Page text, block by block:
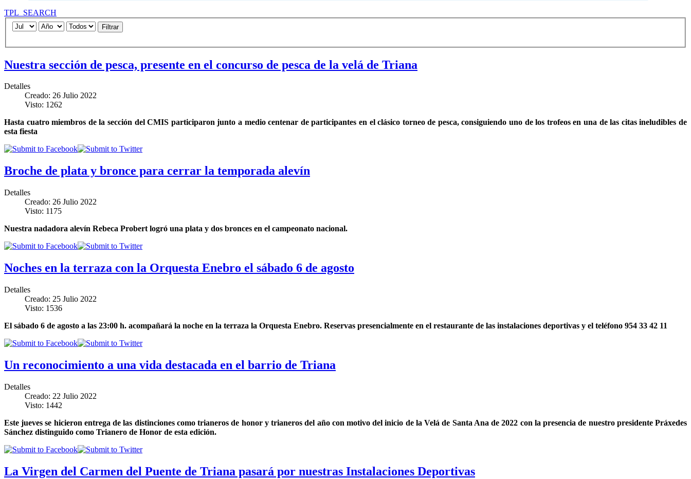
TPL_SEARCH
Filtrar
Nuestra sección de pesca, presente en el concurso de pesca de la velá de Triana
Detalles
Creado: 26 Julio 2022
Visto: 1262
Hasta cuatro miembros de la sección del CMIS participaron junto a medio centenar de participantes en el clásico torneo de pesca, consiguiendo uno de los trofeos en una de las citas ineludibles de
esta fiesta
Broche de plata y bronce para cerrar la temporada alevín
Detalles
Creado: 26 Julio 2022
Visto: 1175
Nuestra nadadora alevín Rebeca Probert logró una plata y dos bronces en el campeonato nacional.
Noches en la terraza con la Orquesta Enebro el sábado 6 de agosto
Detalles
Creado: 25 Julio 2022
Visto: 1536
El sábado 6 de agosto a las 23:00 h. acompañará la noche en la terraza la Orquesta Enebro. Reservas presencialmente en el restaurante de las instalaciones deportivas y el teléfono 954 33 42 11
Un reconocimiento a una vida destacada en el barrio de Triana
Detalles
Creado: 22 Julio 2022
Visto: 1442
Este jueves se hicieron entrega de las distinciones como trianeros de honor y trianeros del año con motivo del inicio de la Velá de Santa Ana de 2022 con la presencia de nuestro presidente Práxedes
Sánchez distinguido como Trianero de Honor de esta edición.
La Virgen del Carmen del Puente de Triana pasará por nuestras Instalaciones Deportivas